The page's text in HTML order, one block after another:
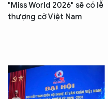
"Miss World 2026" sẽ có lễ
thượng cờ Việt Nam